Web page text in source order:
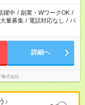
躍中 / 副業・WワークOK /
量募集 / 電話対応なし / パ
詳細へ
株式会社
♪